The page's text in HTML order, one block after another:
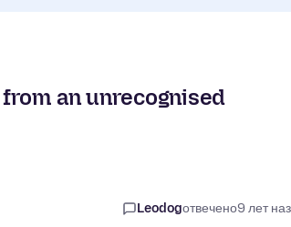
an unrecognised
Leodogотвечено9 лет